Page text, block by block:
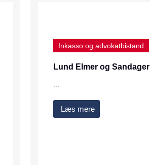
Inkasso og advokatbistand
Lund Elmer og Sandager
...
Læs mere